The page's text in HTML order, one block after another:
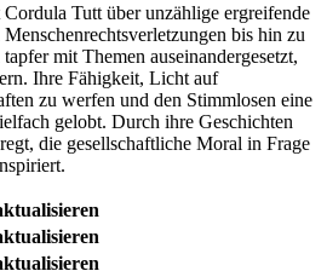
Tutt über unzählige ergreifende
bis hin zu
mit Themen auseinandergesetzt,
Ihre Fähigkeit, Licht auf
zu werfen und den Stimmlosen eine
gelobt. Durch ihre Geschichten
die gesellschaftliche Moral in Frage